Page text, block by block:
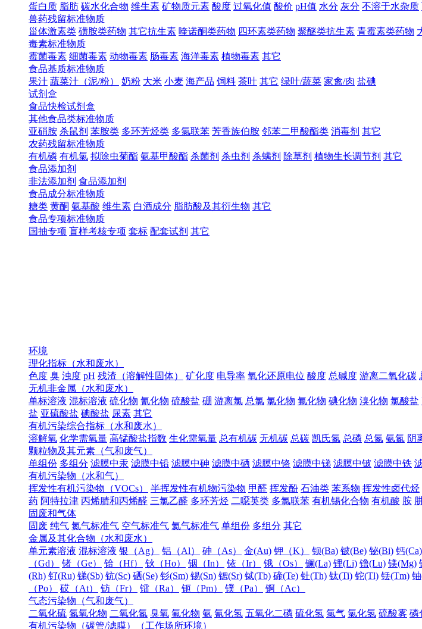
蛋白质 脂肪 碳水化合物 维生素 矿物质元素 酸度 过氧化值 酸价 pH值 水分 灰分 不溶于水杂质
兽药残留标准物质
甾体激素类 磺胺类药物 其它抗生素 喹诺酮类药物 四环素类药物 聚醚类抗生素 青霉素类药物
毒素标准物质
霉菌毒素 细菌毒素 动物毒素 肠毒素 海洋毒素 植物毒素 其它
食品基质标准物质
果汁 蔬菜汁（泥/粉） 奶粉 大米 小麦 海产品 饲料 茶叶 其它 绿叶/蔬菜 家禽/肉 盐碘
试剂盒
食品快检试剂盒
其他食品类标准物质
亚硝胺 杀鼠剂 苯胺类 多环芳烃类 多氯联苯 芳香族伯胺 邻苯二甲酸酯类 消毒剂 其它
农药残留标准物质
有机磷 有机氯 拟除虫菊酯 氨基甲酸酯 杀菌剂 杀虫剂 杀螨剂 除草剂 植物生长调节剂 其它
食品添加剂
非法添加剂 食品添加剂
食品成分标准物质
糖类 黄酮 氨基酸 维生素 白酒成分 脂肪酸及其衍生物 其它
食品专项标准物质
国抽专项 盲样考核专项 套标 配套试剂 其它
环境
理化指标（水和废水）
色度 臭 浊度 pH 残渣（溶解性固体） 矿化度 电导率 氧化还原电位 酸度 总碱度 游离二氧化碳
无机非金属（水和废水）
单标溶液 混标溶液 硫化物 氰化物 硫酸盐 硼 游离氯 总氯 氯化物 氟化物 碘化物 溴化物 氯酸盐
盐 亚硫酸盐 碘酸盐 尿素 其它
有机污染综合指标（水和废水）
溶解氧 化学需氧量 高锰酸盐指数 生化需氧量 总有机碳 无机碳 总碳 凯氏氮 总磷 总氮 氨氮 阴
颗粒物及其元素（气和废气）
单组份 多组分 滤膜中汞 滤膜中铅 滤膜中砷 滤膜中硒 滤膜中铬 滤膜中锑 滤膜中铍 滤膜中铁
有机污染物（水和气）
挥发性有机污染物（VOCs）
半挥发性有机物污染物 甲醛 挥发酚 石油类 苯系物 挥发性卤代烃
药 阿特拉津 丙烯腈和丙烯醛 三氯乙醛 多环芳烃 二噁英类 多氯联苯 有机锡化合物 有机酸 胺
固废和气体
固废 纯气 氮气标准气 空气标准气 氦气标准气 单组份 多组分 其它
金属及其化合物（水和废水）
单元素溶液 混标溶液 银（Ag） 铝（Al） 砷（As） 金(Au) 钾（K） 钡(Ba) 铍(Be) 铋(Bi) 钙(Ca)
（Gd）
锗（Ge） 铪（Hf） 钬（Ho） 铟（In） 铱（Ir） 锇（Os） 镧(La) 锂(Li) 镥(Lu) 镁(Mg)
(Rh) 钌(Ru) 锑(Sb) 钪(Sc) 硒(Se) 钐(Sm) 锡(Sn) 锶(Sr) 铽(Tb) 碲(Te) 钍(Th) 钛(Ti) 铊(Tl) 铥(Tm)
（Po）
砹（At） 钫（Fr） 镭（Ra） 钷（Pm） 镤（Pa）
锕（Ac）
气态污染物（气和废气）
二氧化硫 氮氧化物 二氧化氮 臭氧 氟化物 氨 氰化氢 五氧化二磷 硫化氢 氯气 氯化氢 硫酸雾 磷
有机污染物（碳管/滤膜）（工作场所环境）